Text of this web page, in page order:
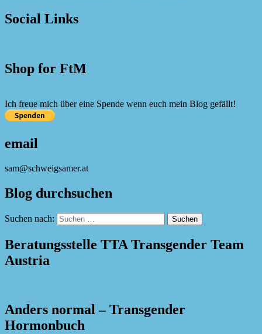
Social Links
Shop for FtM
Ich freue mich über eine Spende wenn euch mein Blog gefällt!
email
sam@schweigsamer.at
Blog durchsuchen
Suchen nach:
Beratungsstelle TTA Transgender Team
Austria
Anders normal – Transgender
Hormonbuch